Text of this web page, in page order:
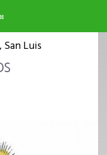
Luis